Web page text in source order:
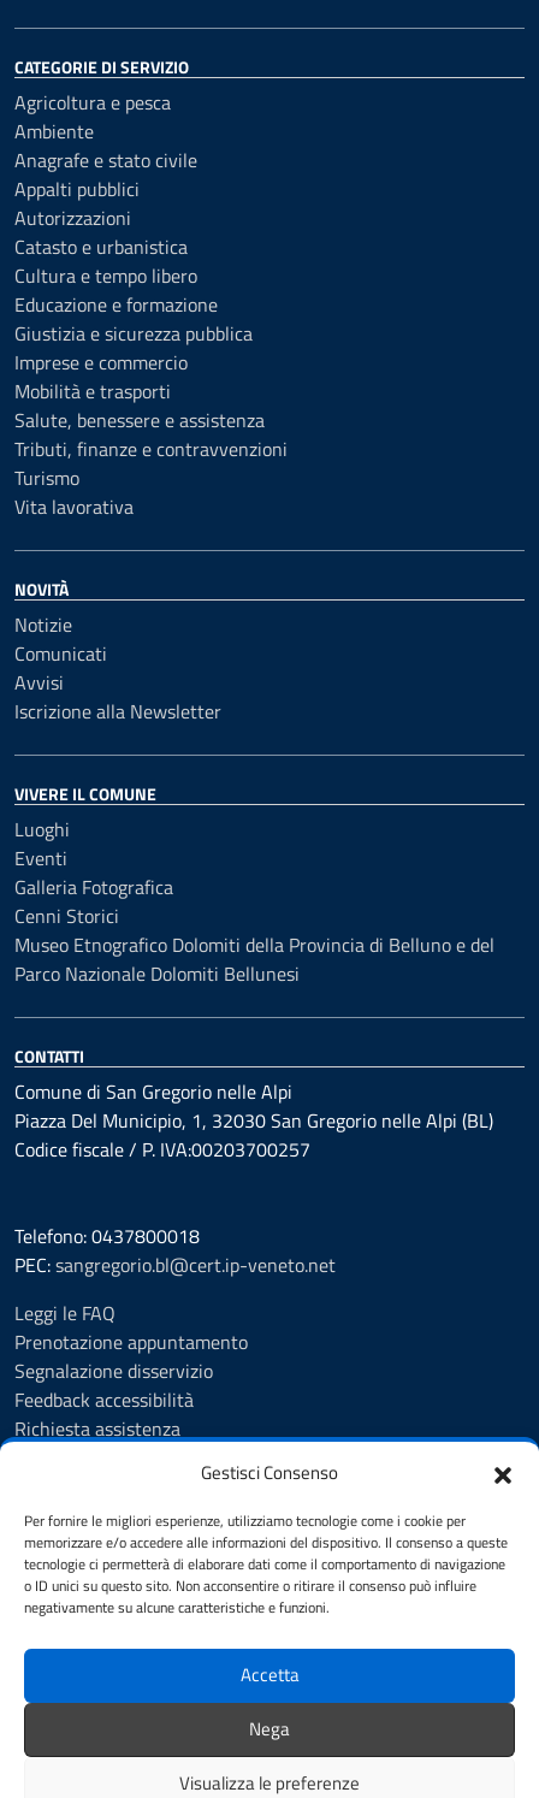
Gestisci Consenso
Per fornire le migliori esperienze, utilizziamo tecnologie come i cookie per
memorizzare e/o accedere alle informazioni del dispositivo. Il consenso a queste
tecnologie ci permetterà di elaborare dati come il comportamento di navigazione
o ID unici su questo sito. Non acconsentire o ritirare il consenso può influire
negativamente su alcune caratteristiche e funzioni.
Accetta
Nega
Visualizza le preferenze
CATEGORIE DI SERVIZIO
Agricoltura e pesca
Ambiente
Anagrafe e stato civile
Appalti pubblici
Autorizzazioni
Catasto e urbanistica
Cultura e tempo libero
Educazione e formazione
Giustizia e sicurezza pubblica
Imprese e commercio
Mobilità e trasporti
Salute, benessere e assistenza
Tributi, finanze e contravvenzioni
Turismo
Vita lavorativa
NOVITÀ
Notizie
Comunicati
Avvisi
Iscrizione alla Newsletter
VIVERE IL COMUNE
Luoghi
Eventi
Galleria Fotografica
Cenni Storici
Museo Etnografico Dolomiti della Provincia di Belluno e del
Parco Nazionale Dolomiti Bellunesi
CONTATTI
Comune di San Gregorio nelle Alpi
Piazza Del Municipio, 1, 32030 San Gregorio nelle Alpi (BL)
Codice fiscale / P. IVA:00203700257
Telefono: 0437800018
PEC:sangregorio.bl@cert.ip-veneto.net
Leggi le FAQ
Prenotazione appuntamento
Segnalazione disservizio
Feedback accessibilità
Richiesta assistenza
Amministrazione trasparente
Informativa privacy
Cookie Policy (UE)
Dichiarazione di accessibilità
Accessibilità
SEGUICI SU